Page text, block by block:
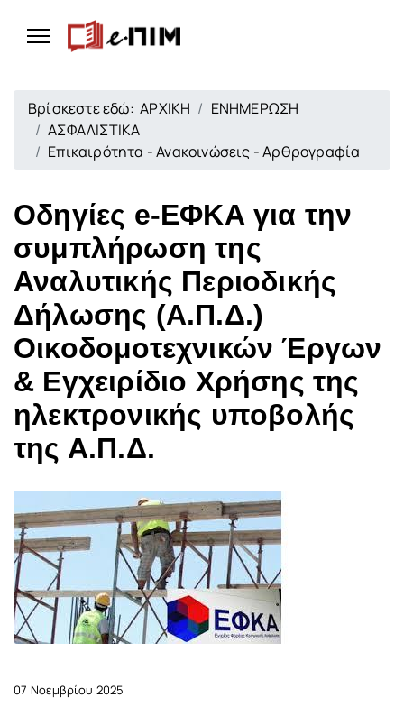
Βρίσκεστε εδώ:ΑΡΧΙΚΗ
ΕΝΗΜΕΡΩΣΗ
ΑΣΦΑΛΙΣΤΙΚΑ
Επικαιρότητα - Ανακοινώσεις - Αρθρογραφία
Οδηγίες e-ΕΦΚΑ για την
συμπλήρωση της
Αναλυτικής Περιοδικής
Δήλωσης (Α.Π.Δ.)
Οικοδομοτεχνικών Έργων
& Εγχειρίδιο Χρήσης της
ηλεκτρονικής υποβολής
της Α.Π.Δ.
07 Νοεμβρίου 2025